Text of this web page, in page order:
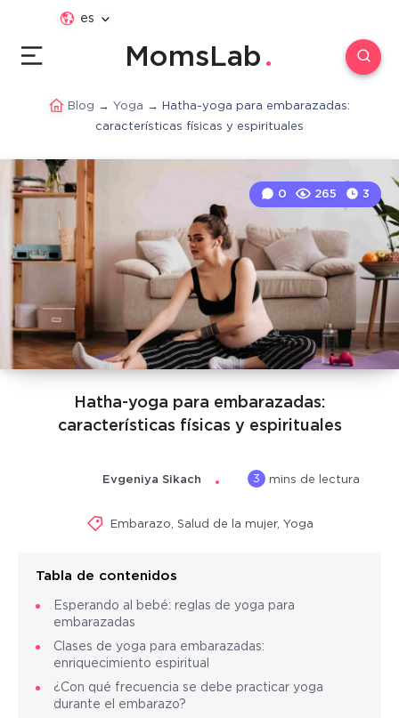
es
MomsLab
Blog → Yoga → Hatha-yoga para embarazadas:
características físicas y espirituales
Hatha-yoga para embarazadas:
características físicas y espirituales
0 265 3
Evgeniya Sikach 3 mins de lectura
Embarazo Salud de la mujer, Yoga
Tabla de contenidos
Esperando al bebé: reglas de yoga para
embarazadas
Clases de yoga para embarazadas:
enriquecimiento espiritual
¿Con qué frecuencia se debe practicar yoga
durante el embarazo?